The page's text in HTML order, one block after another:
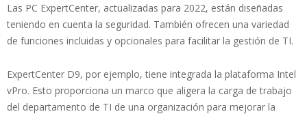
Las PC ExpertCenter, actualizadas para 2022, están diseñadas
teniendo en cuenta la seguridad. También ofrecen una variedad
de funciones incluidas y opcionales para facilitar la gestión de TI.
ExpertCenter D9, por ejemplo, tiene integrada la plataforma Intel
vPro. Esto proporciona un marco que aligera la carga de trabajo
del departamento de TI de una organización para mejorar la